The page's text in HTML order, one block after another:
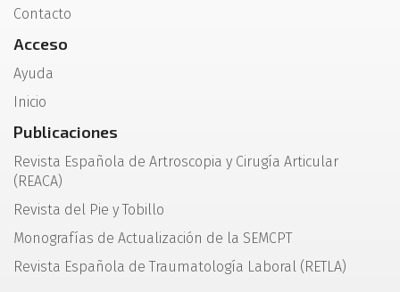
Contacto
Acceso
Ayuda
Inicio
Publicaciones
Revista Española de Artroscopia y Cirugía Articular
(REACA)
Revista del Pie y Tobillo
Monografías de Actualización de la SEMCPT
Revista Española de Traumatología Laboral (RETLA)